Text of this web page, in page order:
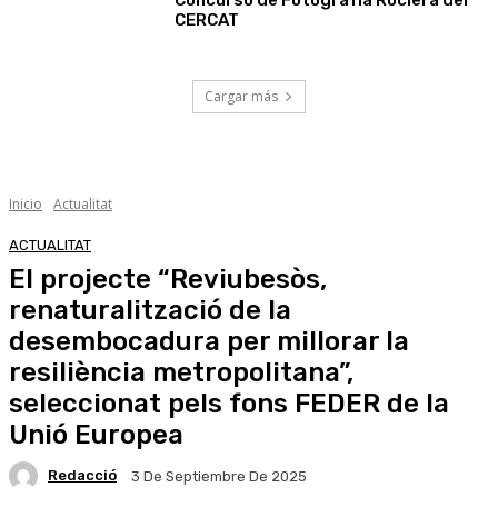
CERCAT
Cargar más